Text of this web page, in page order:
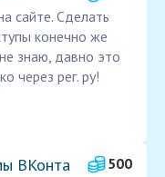
сайте. Сделать
конечно же
знаю, давно это
через рег. ру!
ВКонта
500